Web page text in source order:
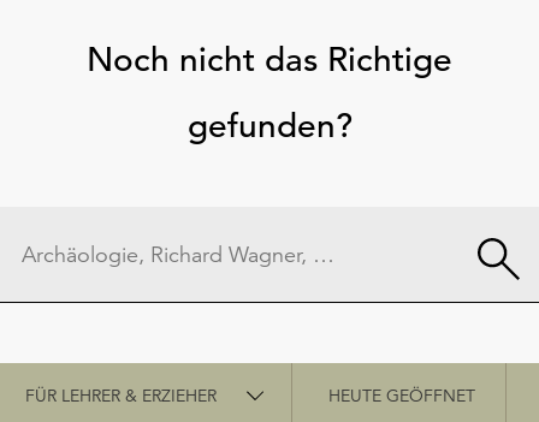
Noch nicht das Richtige
gefunden?
Schnellzugriff
FÜR LEHRER & ERZIEHER HEUTE GEÖFFNET